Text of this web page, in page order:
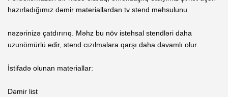
hazırladığımız dəmir materiallardan tv stend məhsulunu
nəzərinizə çatdırırıq. Məhz bu növ istehsal stendləri daha
uzunömürlü edir, stend cızılmalara qarşı daha davamlı olur.
İstifadə olunan materiallar:
Dəmir list